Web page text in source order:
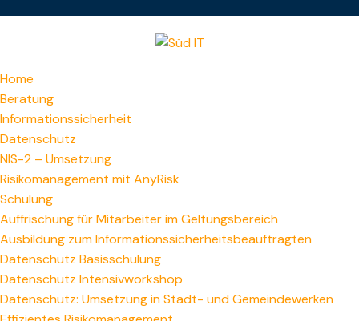
Home
Beratung
Informationssicherheit
Datenschutz
NIS-2 – Umsetzung
Risikomanagement mit AnyRisk
Schulung
Auffrischung für Mitarbeiter im Geltungsbereich
Ausbildung zum Informations­sicherheitsbeauftragten
Datenschutz Basisschulung
Datenschutz Intensivworkshop
Datenschutz: Umsetzung in Stadt- und Gemeindewerken